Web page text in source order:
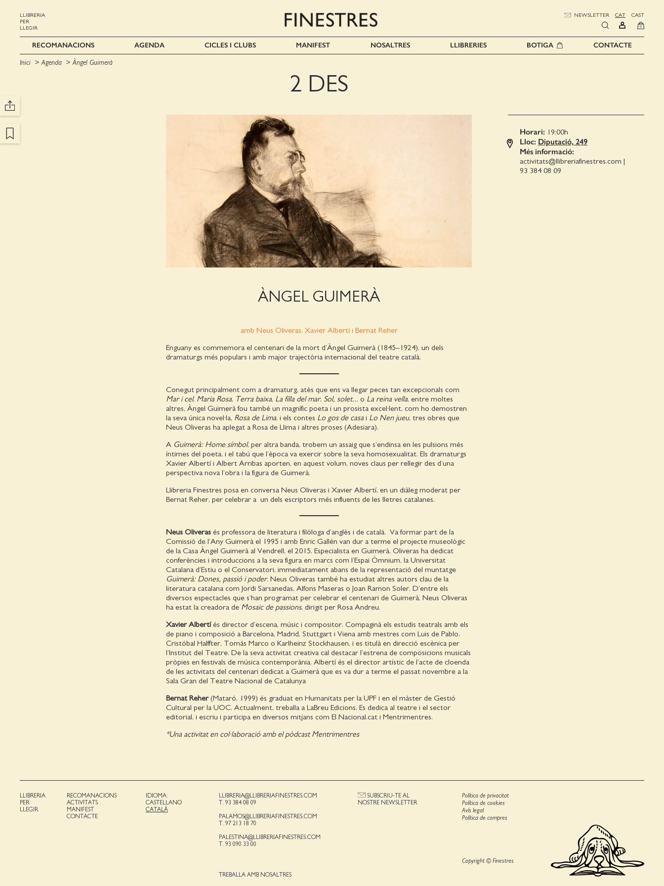
LLIBRERIA
PER
LLEGIR
NEWSLETTER CAT CAST
0
RECOMANACIONS AGENDA CICLES I CLUBS MANIFEST NOSALTRES LLIBRERIES BOTIGA CONTACTE
Inici Agenda Àngel Guimerà
2 DES
ÀNGEL GUIMERÀ
amb Neus Oliveras, Xavier Albertí i Bernat Reher
Enguany es commemora el centenari de la mort d’Àngel Guimerà (1845–1924), un dels
dramaturgs més populars i amb major trajectòria internacional del teatre català.
Conegut principalment com a dramaturg, atès que ens va llegar peces tan excepcionals com
Mar i cel, Maria Rosa, Terra baixa, La filla del mar, Sol, solet... o La reina vella, entre moltes
altres, Àngel Guimerà fou també un magnífic poeta i un prosista excel·lent, com ho demostren
la seva única novel·la, Rosa de Lima, i els contes Lo gos de casai Lo Nen jueu, tres obres que
Neus Oliveras ha aplegat a Rosa de Llima i altres proses (Adesiara).
A Guimerà: Home símbol, per altra banda, trobem un assaig que s’endinsa en les pulsions més
íntimes del poeta, i el tabú que l’època va exercir sobre la seva homosexualitat. Els dramaturgs
Xavier Albertí i Albert Arribas aporten, en aquest volum, noves claus per rellegir des d’una
perspectiva nova l’obra i la figura de Guimerà.
Llibreria Finestres posa en conversa Neus Oliveras i Xavier Albertí, en un diàleg moderat per
Bernat Reher, per celebrar a un dels escriptors més influents de les lletres catalanes.
Neus Oliverasés professora de literatura i filòloga d’anglès i de català. Va formar part de la
Comissió de l’Any Guimerà el 1995 i amb Enric Gallén van dur a terme el projecte museològic
de la Casa Àngel Guimerà al Vendrell, el 2015. Especialista en Guimerà, Oliveras ha dedicat
conferències i introduccions a la seva figura en marcs com l’Espai Òmnium, la Universitat
Catalana d’Estiu o el Conservatori, immediatament abans de la representació del muntatge
Guimerà: Dones, passió i poder. Neus Oliveras també ha estudiat altres autors clau de la
literatura catalana com Jordi Sarsanedas, Alfons Maseras o Joan Ramon Soler. D’entre els
diversos espectacles que s’han programat per celebrar el centenari de Guimerà, Neus Oliveras
ha estat la creadora de Mosaic de passions, dirigit per Rosa Andreu.
Xavier Albertíés director d’escena, músic i compositor. Compaginà els estudis teatrals amb els
de piano i composició a Barcelona, Madrid, Stuttgart i Viena amb mestres com Luis de Pablo,
Cristóbal Halffter, Tomás Marco o Karlheinz Stockhausen, i es titulà en direcció escènica per
l’Institut del Teatre. De la seva activitat creativa cal destacar l’estrena de composicions musicals
pròpies en festivals de música contemporània. Albertí és el director artístic de l’acte de cloenda
de les activitats del centenari dedicat a Guimerà que es va dur a terme el passat novembre a la
Sala Gran del Teatre Nacional de Catalunya
Bernat Reher(Mataró, 1999) és graduat en Humanitats per la UPF i en el màster de Gestió
Cultural per la UOC. Actualment, treballa a LaBreu Edicions. Es dedica al teatre i el sector
editorial, i escriu i participa en diversos mitjans com El Nacional.cat i Mentrimentres.
*Una activitat en col·laboració amb el pòdcast Mentrimentres
Horari: 19:00h
Lloc: Diputació, 249
Més informació:
activitats@llibreriafinestres.com |
93 384 08 09
LLIBRERIA
PER
LLEGIR
RECOMANACIONS
ACTIVITATS
MANIFEST
CONTACTE
IDIOMA:
CASTELLANO
CATALÀ
LLIBRERIA@LLIBRERIAFINESTRES.COM
T. 93 384 08 09
PALAMOS@LLIBRERIAFINESTRES.COM
T. 97 213 18 70
PALESTINA@LLIBRERIAFINESTRES.COM
T. 93 090 33 00
TREBALLA AMB NOSALTRES
SUBSCRIU-TE AL
NOSTRE NEWSLETTER
Política de privacitat
Política de cookies
Avís legal
Política de compres
Copyright © Finestres